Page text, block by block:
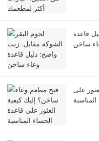
قاعدة
ساخن
على